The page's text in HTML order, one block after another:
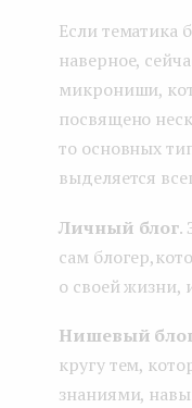
Если тематика
наверное,
микрониши,
посвящено
то основных
выделяется
Личный блог.
сам
о своей жизни,
Нишевый
кругу тем,
знаниями,